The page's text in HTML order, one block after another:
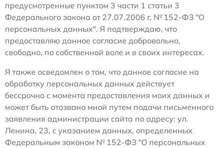
предусмотренные пунктом 3 части 1 статьи 3
Федерального закона от 27.07.2006 г. № 152-ФЗ "О
персональных данных". Я подтверждаю, что
предоставляю данное согласие добровольно,
свободно, по собственной воле и в своих интересах.
Я также осведомлен о том, что данное согласие на
обработку персональных данных действует
бессрочно с момента предоставления моих данных и
может быть отозвано мной путем подачи письменного
заявления администрации сайта по адресу: ул.
Ленина, 23, с указанием данных, определенных
Федеральным законом № 152-ФЗ "О персональных